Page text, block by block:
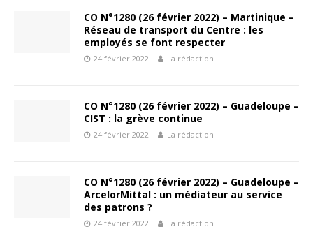
CO N°1280 (26 février 2022) – Martinique –
Réseau de transport du Centre : les
employés se font respecter
24 février 2022 La rédaction
CO N°1280 (26 février 2022) – Guadeloupe –
CIST : la grève continue
24 février 2022 La rédaction
CO N°1280 (26 février 2022) – Guadeloupe –
ArcelorMittal : un médiateur au service
des patrons ?
24 février 2022 La rédaction